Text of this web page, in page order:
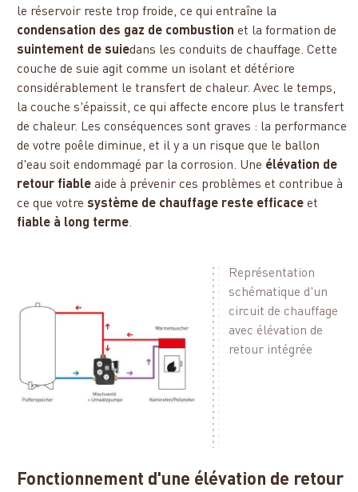
le réservoir reste trop froide, ce qui entraîne la
condensation des gaz de combustion et la formation de
suintement de suiedans les conduits de chauffage. Cette
couche de suie agit comme un isolant et détériore
considérablement le transfert de chaleur. Avec le temps,
la couche s'épaissit, ce qui affecte encore plus le transfert
de chaleur. Les conséquences sont graves : la performance
de votre poêle diminue, et il y a un risque que le ballon
d'eau soit endommagé par la corrosion. Une élévation de
retour fiable aide à prévenir ces problèmes et contribue à
ce que votresystème de chauffage reste efficace et
fiable à long terme.
Représentation
schématique d'un
circuit de chauffage
avec élévation de
retour intégrée
Fonctionnement d'une élévation de retour